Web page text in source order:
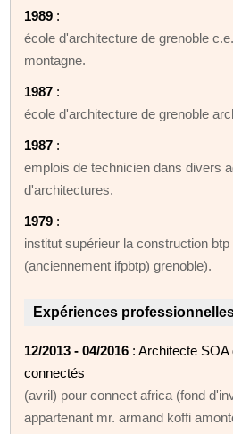
1989 :
école d'architecture de grenoble
montagne.
1987 :
école d'architecture de grenoble
1987 :
emplois de technicien dans divers
d'architectures.
1979 :
institut supérieur la construction btp
(anciennement ifpbtp) grenoble).
Expériences
12/2013 - 04/2016 : Architecte SOA
connectés
(avril) pour connect africa (fond
appartenant mr. armand koffi